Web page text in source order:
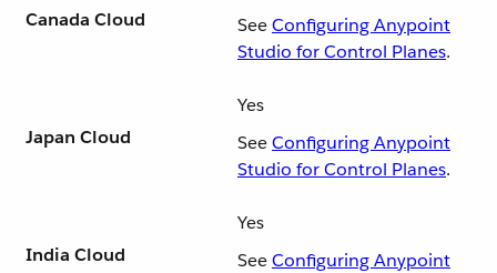
Canada Cloud
SeeConfiguring Anypoint
Studio for Control Planes.
Japan Cloud
Yes
SeeConfiguring Anypoint
Studio for Control Planes.
India Cloud
Yes
SeeConfiguring Anypoint